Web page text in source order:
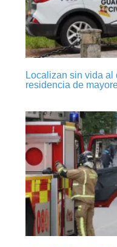
Localizan sin vida al
residencia de